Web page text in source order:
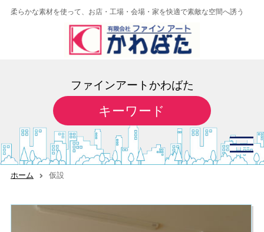
柔らかな素材を使って、お店・工場・ 会場・家を快適で素敵な空間へ誘う
ファインアートかわばた
キーワード
ホーム 仮設